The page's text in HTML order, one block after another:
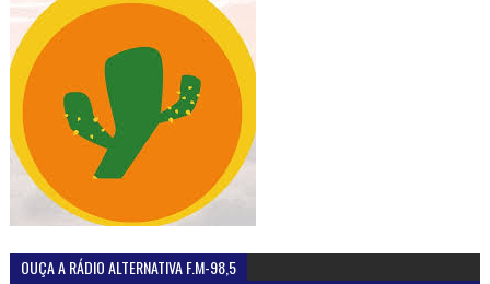
OUÇA A RÁDIO ALTERNATIVA F.M-98,5